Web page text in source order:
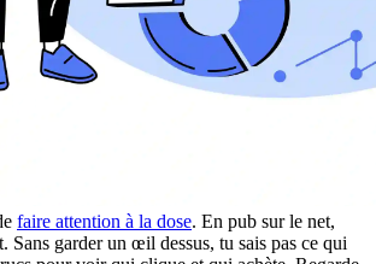
faire attention à la dose. En pub sur le net,
Sans garder un œil dessus, tu sais pas ce qui